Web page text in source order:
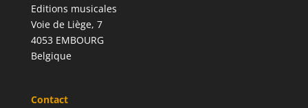
Editions musicales
Voie de Liège, 7
4053 EMBOURG
Belgique
Contact